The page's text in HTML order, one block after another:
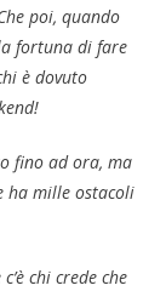
poi, quando
fortuna di fare
è dovuto
fino ad ora, ma
ha mille ostacoli
chi crede che